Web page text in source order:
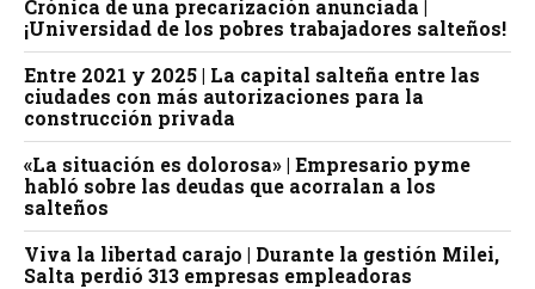
Crónica de una precarización anunciada |
¡Universidad de los pobres trabajadores salteños!
Entre 2021 y 2025 | La capital salteña entre las
ciudades con más autorizaciones para la
construcción privada
«La situación es dolorosa» | Empresario pyme
habló sobre las deudas que acorralan a los
salteños
Viva la libertad carajo | Durante la gestión Milei,
Salta perdió 313 empresas empleadoras